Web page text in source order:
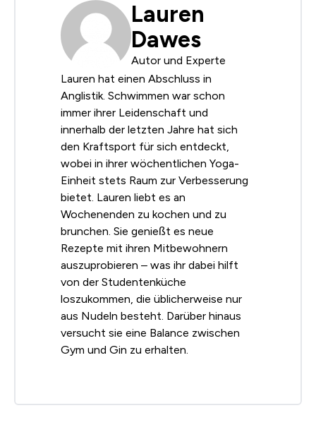
Lauren
Dawes
Autor und Experte
Lauren hat einen Abschluss in
Anglistik. Schwimmen war schon
immer ihrer Leidenschaft und
innerhalb der letzten Jahre hat sich
den Kraftsport für sich entdeckt,
wobei in ihrer wöchentlichen Yoga-
Einheit stets Raum zur Verbesserung
bietet. Lauren liebt es an
Wochenenden zu kochen und zu
brunchen. Sie genießt es neue
Rezepte mit ihren Mitbewohnern
auszuprobieren – was ihr dabei hilft
von der Studentenküche
loszukommen, die üblicherweise nur
aus Nudeln besteht. Darüber hinaus
versucht sie eine Balance zwischen
Gym und Gin zu erhalten.